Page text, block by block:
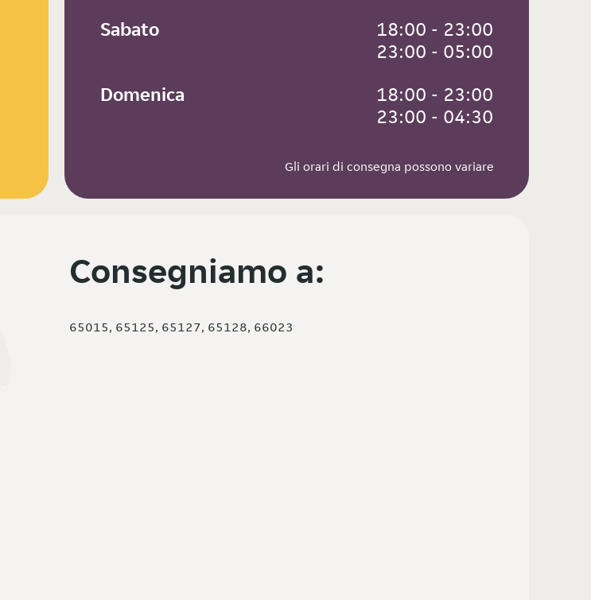
Sabato
18:00 - 23:00
23:00 - 05:00
Domenica
18:00 - 23:00
23:00 - 04:30
Gli orari di consegna possono variare
Consegniamo a:
65015, 65125, 65127, 65128, 66023